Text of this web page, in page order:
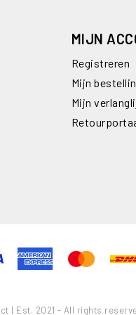
MIJN
Registreren
Mijn
Mijn
| Est. 2021 - All rights